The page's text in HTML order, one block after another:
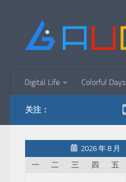
Digital Life Colorful Days
关注：
2026 年 8 月
一
二 三 四 五